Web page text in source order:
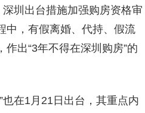
圳出台措施加强购房资格审
中，有假离婚、代持、假流
出“3年不得在深圳购房”的
也在1月21日出台，其重点内